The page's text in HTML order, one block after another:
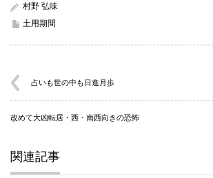
村野 弘味
土用期間
占いも世の中も日進月歩
改めて大凶転居・西・南西向きの恐怖
関連記事